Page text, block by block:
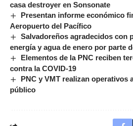
casa destroyer en Sonsonate
Presentan informe económico
Aeropuerto del Pacífico
Salvadoreños agradecidos con
energía y agua de enero por parte
Elementos de la PNC reciben
contra la COVID-19
PNC y VMT realizan operativos
público